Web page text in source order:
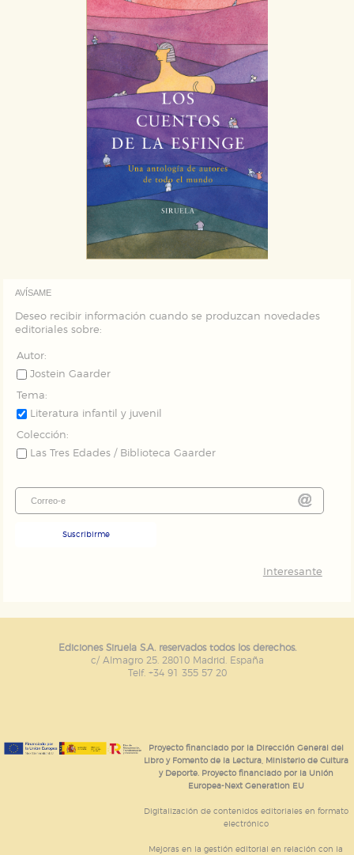
AVÍSAME
Deseo recibir información cuando se produzcan novedades
editoriales sobre:
Autor:
Jostein Gaarder
Tema:
Literatura infantil y juvenil
Colección:
Las Tres Edades / Biblioteca Gaarder
Suscribirme
Interesante
Ediciones Siruela S.A. reservados todos los derechos.
c/ Almagro 25. 28010 Madrid. España
Telf. +34 91 355 57 20
Proyecto financiado por la Dirección General del
Libro y Fomento de la Lectura, Ministerio de Cultura
y Deporte. Proyecto financiado por la Unión
Europea-Next Generation EU
Digitalización de contenidos editoriales en formato
electrónico
Mejoras en la gestión editorial en relación con la